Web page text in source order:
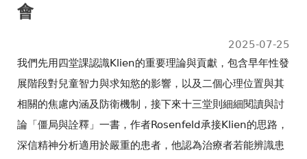
這
會
2025-07-25
我們先用四堂課認識Klien的重要理論與貢獻，包含早年性發
展階段對兒童智力與求知慾的影響，以及二個心理位置與其
相關的焦慮內涵及防衛機制，接下來十三堂則細細閱讀與討
論「僵局與詮釋」一書，作者Rosenfeld承接Klien的思路，
深信精神分析適用於嚴重的患者，他認為治療者若能辨識患